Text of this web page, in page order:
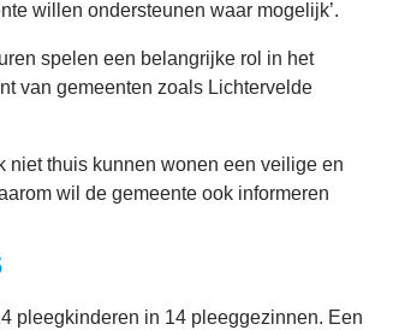
willen ondersteunen waar mogelijk’.
spelen een belangrijke rol in het
van gemeenten zoals Lichtervelde
thuis kunnen wonen een veilige en
wil de gemeente ook informeren
pleegkinderen in 14 pleeggezinnen. Een